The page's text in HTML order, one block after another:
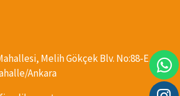
Melih Gökçek Blv. No:88-E,
Ankara